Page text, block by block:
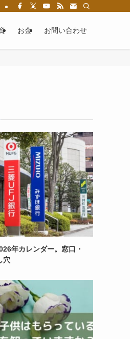
お金 お問い合わせ
年カレンダー。窓口・
穴